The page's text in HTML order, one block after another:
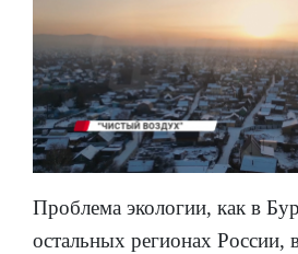
Проблема экологии, как в
остальных регионах России,